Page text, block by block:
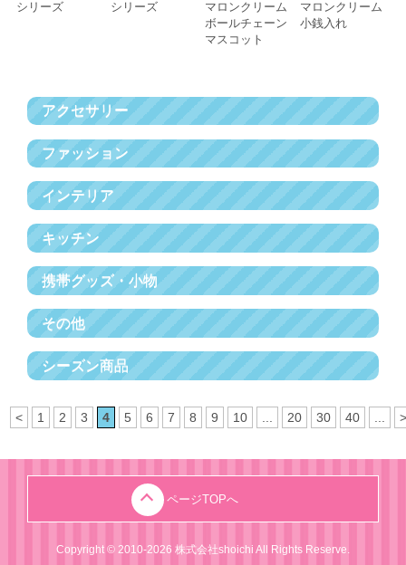
アクセサリー
ファッション
インテリア
キッチン
携帯グッズ・小物
その他
シーズン商品
シリーズ
シリーズ
マロンクリーム
ボールチェーン
マスコット
マロンクリーム
小銭入れ
< 1 2 3 4 5 6 7 8 9 10 ... 20 30 40 ... >
ページTOPへ
Copyright © 2010-2026 株式会社shoichi All Rights Reserve.